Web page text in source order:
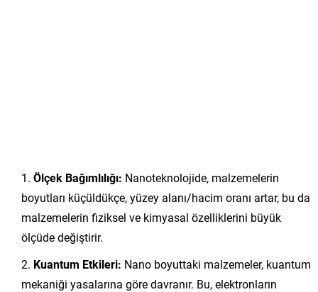
Ölçek Bağımlılığı: Nanoteknolojide, malzemelerin
boyutları küçüldükçe, yüzey alanı/hacim oranı artar, bu da
malzemelerin fiziksel ve kimyasal özelliklerini büyük
ölçüde değiştirir.
Kuantum Etkileri: Nano boyuttaki malzemeler, kuantum
mekaniği yasalarına göre davranır. Bu, elektronların